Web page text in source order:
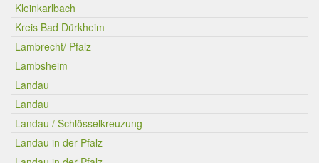
Kleinkarlbach
Kreis Bad Dürkheim
Lambrecht/ Pfalz
Lambsheim
Landau
Landau
Landau / Schlösselkreuzung
Landau in der Pfalz